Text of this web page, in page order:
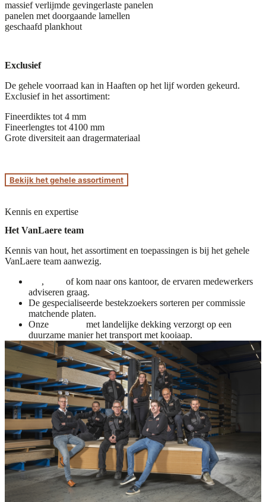
massief verlijmde gevingerlaste panelen
panelen met doorgaande lamellen
geschaafd plankhout
Exclusief
De gehele voorraad kan in Haaften op het lijf worden gekeurd.
Exclusief in het assortiment:
Fineerdiktes tot 4 mm
Fineerlengtes tot 4100 mm
Grote diversiteit aan dragermateriaal
Bekijk het gehele assortiment
Kennis en expertise
Het VanLaere team
Kennis van hout, het assortiment en toepassingen is bij het gehele
VanLaere team aanwezig.
,
of kom naar ons kantoor, de ervaren medewerkers
adviseren graag.
De gespecialiseerde bestekzoekers sorteren per commissie
matchende platen.
Onze
met landelijke dekking verzorgt op een
duurzame manier het transport met kooiaap.